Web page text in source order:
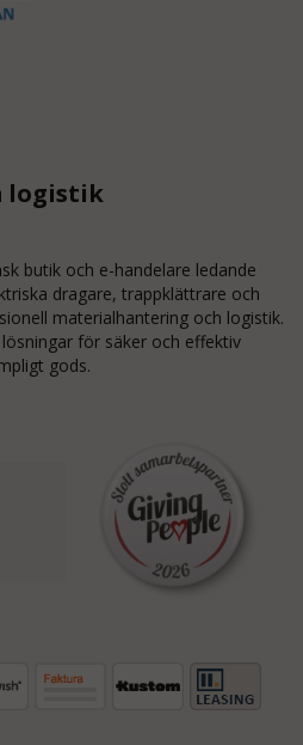
logistik
butik och e-handelare ledande
dragare, trappklättrare och
materialhantering och logistik.
för säker och effektiv
gods.